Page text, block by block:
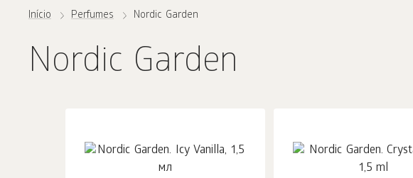
Início Perfumes Nordic Garden
Nordic Garden